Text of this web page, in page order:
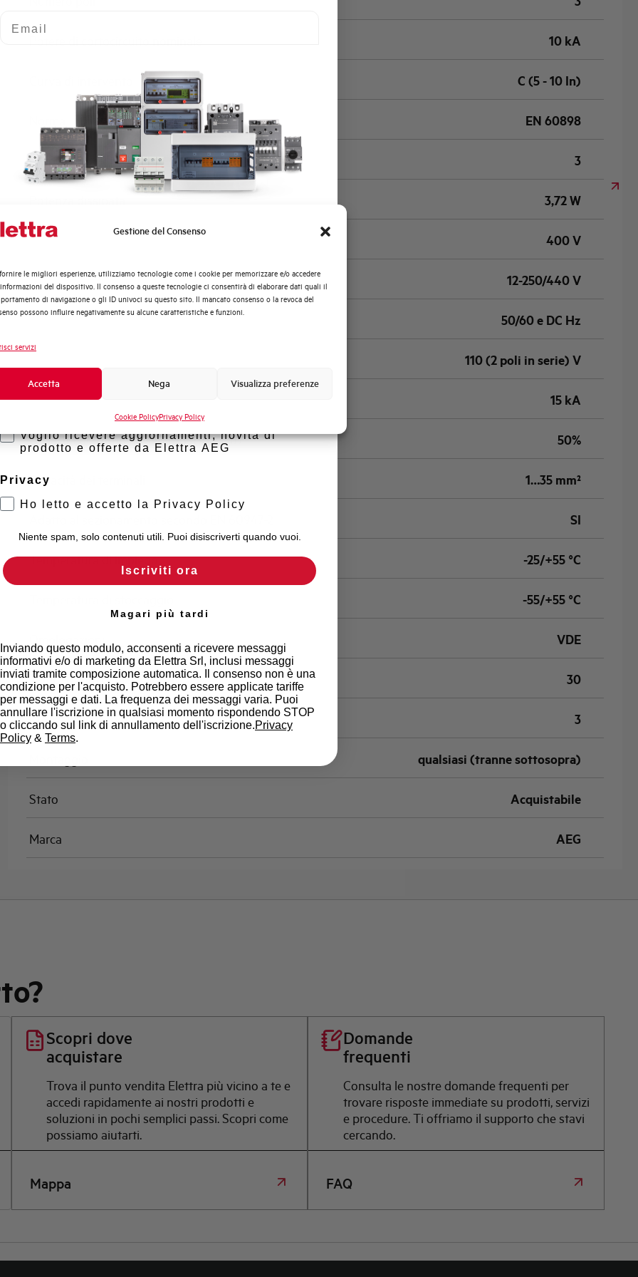
Gestione del Consenso
le migliori esperienze, utilizziamo tecnologie come i cookie per memorizzare e/o accedere
del dispositivo. Il consenso a queste tecnologie ci consentirà di elaborare dati quali il
di navigazione o gli ID univoci su questo sito. Il mancato consenso o la revoca del
possono influire negativamente su alcune caratteristiche e funzioni.
servizi
Accetta Nega Visualizza preferenze
Cookie PolicyPrivacy Policy
10 kA
C (5 - 10 In)
EN 60898
Numero moduli 3
3,72 W
Tensione nominale Ue AC 400 V
Tensione di impiego min-max AC 12-250/440 V
Frequenza 50/60 e DC Hz
110 (2 poli in serie) V
Capacità di rottura EN60947-2 Icu a 400V 15 kA
Capacità di rottura di servizio Ics (%Icu) 50%
Capacità dei terminali 1…35 mm²
SI
Temperatura di impiego -25/+55 °C
-55/+55 °C
VDE
Temperatura di riferimento (°C) 30
Classe di limitazione 3
qualsiasi (tranne sottosopra)
Stato Acquistabile
Marca AEG
Scopri dove
acquistare
Trova il punto vendita Elettra più vicino a te e
accedi rapidamente ai nostri prodotti e
soluzioni in pochi semplici passi. Scopri come
possiamo aiutarti.
Mappa
Domande
frequenti
Consulta le nostre domande frequenti per
trovare risposte immediate su prodotti, servizi
e procedure. Ti offriamo il supporto che stavi
cercando.
FAQ
Quali argomenti ti interessano di più?
Automazione Industriale
Fotovoltaico
Sistema Quadri
Formazione tecnica
Voglio ricevere aggiornamenti, novità di
prodotto e offerte da Elettra AEG
Privacy
Ho letto e accetto la Privacy Policy
Niente spam, solo contenuti utili. Puoi disiscriverti quando vuoi.
Iscriviti ora
Magari più tardi
Inviando questo modulo, acconsenti a ricevere messaggi
informativi e/o di marketing da Elettra Srl, inclusi messaggi
inviati tramite composizione automatica. Il consenso non è una
condizione per l'acquisto. Potrebbero essere applicate tariffe
per messaggi e dati. La frequenza dei messaggi varia. Puoi
annullare l'iscrizione in qualsiasi momento rispondendo STOP
o cliccando sul link di annullamento dell'iscrizione.Privacy
Policy & Terms.